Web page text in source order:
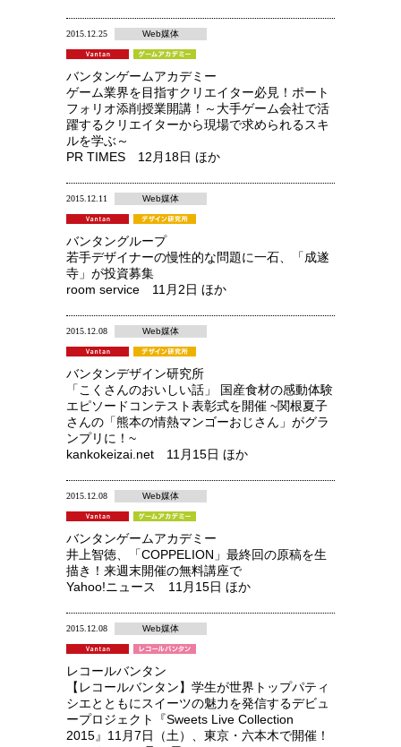
2015.12.25 Web媒体
バンタンゲームアカデミー
ゲーム業界を目指すクリエイター必見！ポート
フォリオ添削授業開講！～大手ゲーム会社で活
躍するクリエイターから現場で求められるスキ
ルを学ぶ～
PR TIMES 12月18日 ほか
2015.12.11 Web媒体
バンタングループ
若手デザイナーの慢性的な問題に一石、「成遂
寺」が投資募集
room service 11月2日 ほか
2015.12.08 Web媒体
バンタンデザイン研究所
「こくさんのおいしい話」 国産食材の感動体験
エピソードコンテスト表彰式を開催 ~関根夏子
さんの「熊本の情熱マンゴーおじさん」がグラ
ンプリに！~
kankokeizai.net 11月15日 ほか
2015.12.08 Web媒体
バンタンゲームアカデミー
井上智徳、「COPPELION」最終回の原稿を生
描き！来週末開催の無料講座で
Yahoo!ニュース 11月15日 ほか
2015.12.08 Web媒体
レコールバンタン
【レコールバンタン】学生が世界トップパティ
シエとともにスイーツの魅力を発信するデビュ
ープロジェクト『Sweets Live Collection
2015』11月7日（土）、東京・六本木で開催！